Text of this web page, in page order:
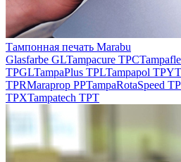
Тампонная печать Marabu
Glasfarbe GLTampacure TPC
TPGLTampaPlus TPLTampapol TPY
TPRMaraprop PPTampaRotaSpeed
TPXTampatech TPT